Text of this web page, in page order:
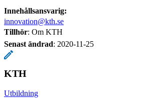
Innehållsansvarig:
innovation@kth.se
Tillhör: Om KTH
Senast ändrad: 2020-11-25
KTH
Utbildning